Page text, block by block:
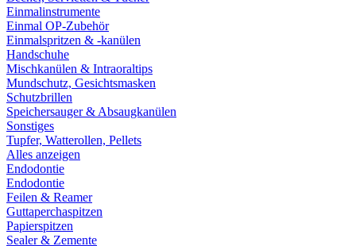
Einmalinstrumente
Einmal OP-Zubehör
Einmalspritzen & -kanülen
Handschuhe
Mischkanülen & Intraoraltips
Mundschutz, Gesichtsmasken
Schutzbrillen
Speichersauger & Absaugkanülen
Sonstiges
Tupfer, Watterollen, Pellets
Alles anzeigen
Endodontie
Endodontie
Feilen & Reamer
Guttaperchaspitzen
Papierspitzen
Sealer & Zemente